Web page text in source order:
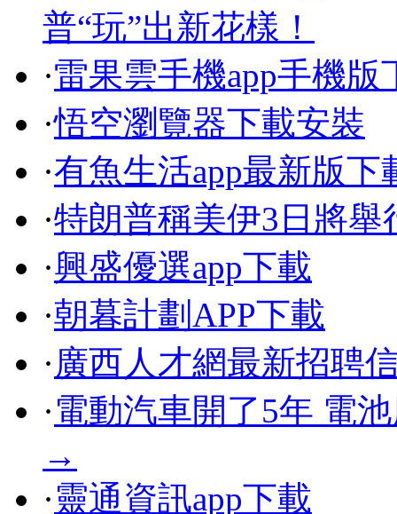
普“玩”出新花樣！
·雷果雲手機app手機版
·悟空瀏覽器下載安裝
·有魚生活app最新版下
·特朗普稱美伊3日將舉
·興盛優選app下載
·朝暮計劃APP下載
·廣西人才網最新招聘
·電動汽車開了5年 電
→
·靈通資訊app下載